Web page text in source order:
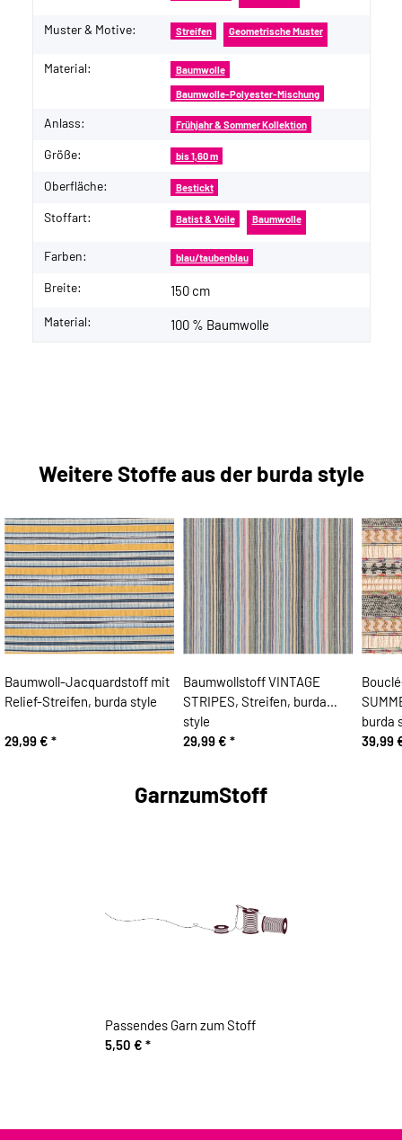
Muster & Motive: Streifen Geometrische Muster
Material: Baumwolle
Baumwolle-Polyester-Mischung
Anlass: Frühjahr & Sommer Kollektion
Größe: bis 1,60 m
Oberfläche: Bestickt
Stoffart: Batist & Voile Baumwolle
Farben: blau/taubenblau
Breite: 150 cm
Material: 100 % Baumwolle
Weitere Stoffe aus der burda style
Baumwoll-Jacquardstoff mit
Relief-Streifen, burda style
29,99 € *
Baumwollstoff VINTAGE
STRIPES, Streifen, burda
style
29,99 € *
burda
39,99
GarnzumStoff
Passendes Garn zum Stoff
5,50 € *